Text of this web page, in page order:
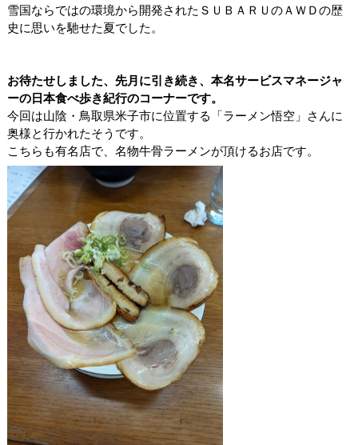
雪国ならではの環境から開発されたＳＵＢＡＲＵのＡＷＤの歴
史に思いを馳せた夏でした。
お待たせしました、先月に引き続き、本名サービスマネージャ
ーの日本食べ歩き紀行のコーナーです。
今回は山陰・鳥取県米子市に位置する「ラーメン悟空」さんに
奥様と行かれたそうです。
こちらも有名店で、名物牛骨ラーメンが頂けるお店です。